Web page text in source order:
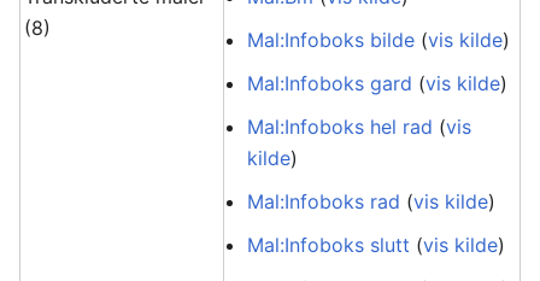
(8)
Mal:Infoboks bilde (vis kilde)
Mal:Infoboks gard (vis kilde)
Mal:Infoboks hel rad (vis
kilde)
Mal:Infoboks rad (vis kilde)
Mal:Infoboks slutt (vis kilde)